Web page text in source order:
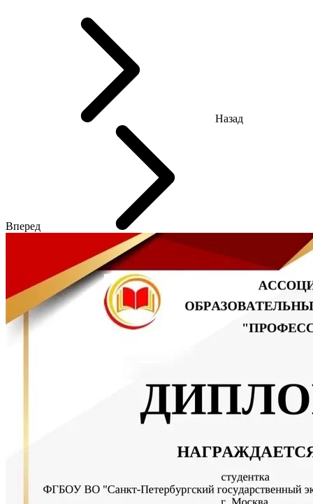
Назад
Вперед